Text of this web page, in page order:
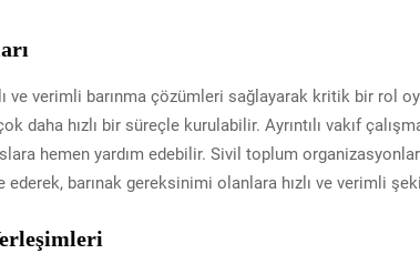
ve verimli barınma çözümleri sağlayarak kritik bir rol
daha hızlı bir süreçle kurulabilir. Ayrıntılı vakıf
hemen yardım edebilir. Sivil toplum
barınak gereksinimi olanlara hızlı ve verimli